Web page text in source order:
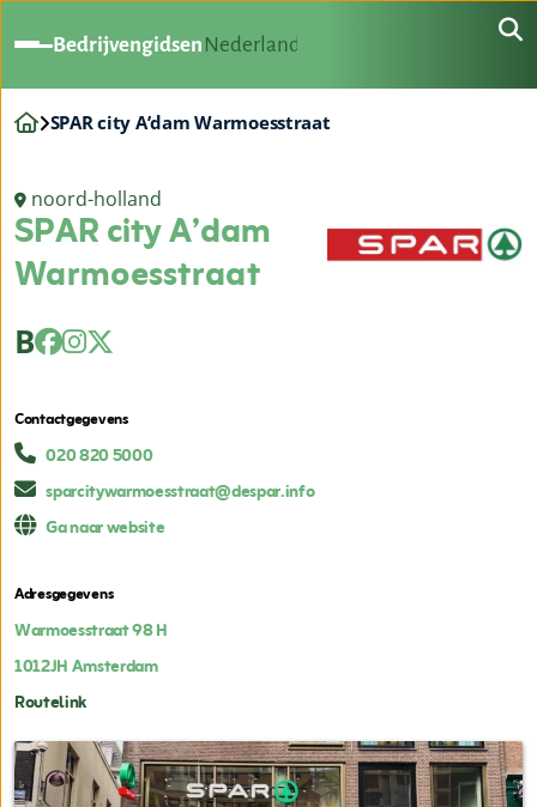
Bedrijvengidsen Nederland
SPAR city A’dam Warmoesstraat
noord-holland
SPAR city A’dam
Warmoesstraat
B
Contactgegevens
020 820 5000
sparcitywarmoesstraat@despar.info
Ga naar website
Adresgegevens
Warmoesstraat 98 H
1012JHAmsterdam
Routelink